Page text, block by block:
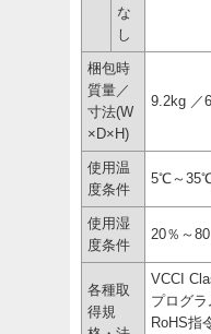
な
し
梱包時
質量／
寸法(W
×D×H)
9.2kg ／
使用温
度条件
5℃～
使用湿
度条件
20％～
各種取
得規
VCCI
プログラ
RoHS指